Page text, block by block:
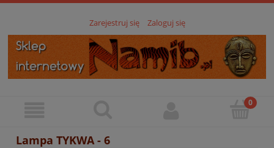
Zarejestruj się Zaloguj się
Lampa TYKWA - 6